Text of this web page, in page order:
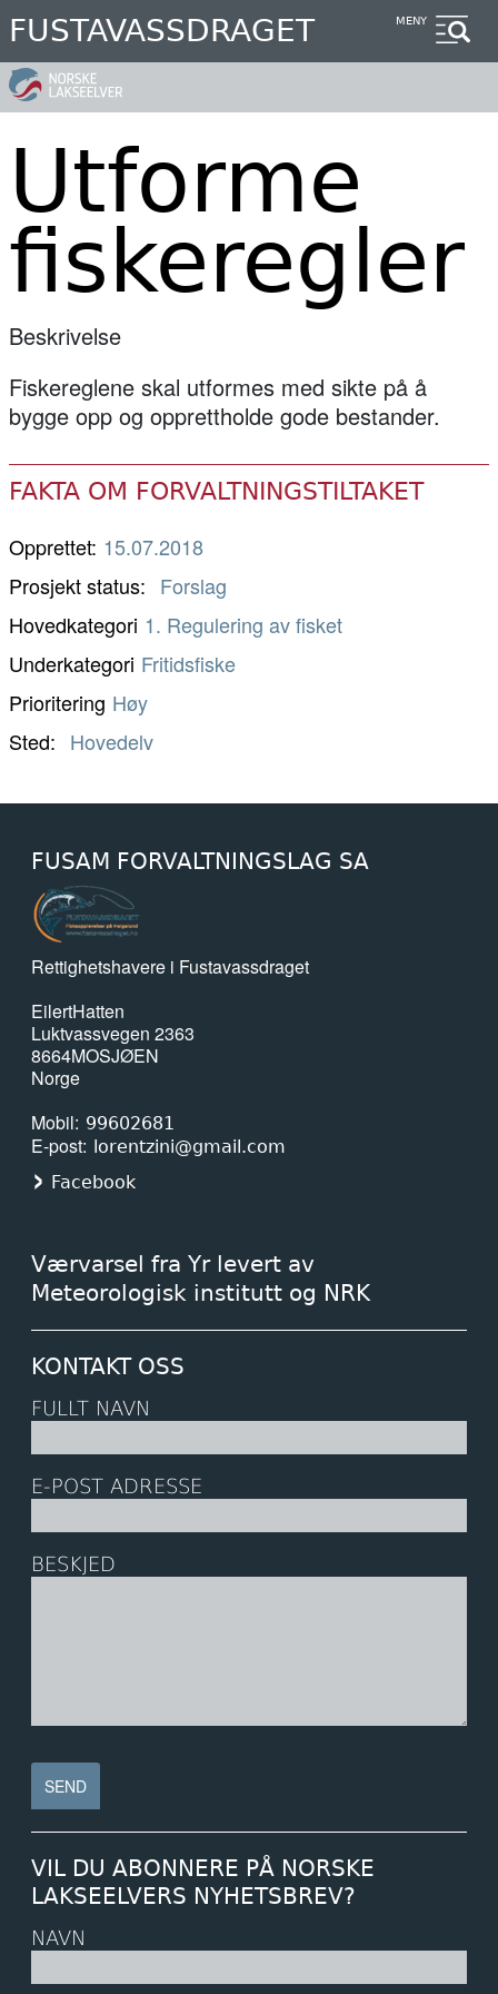
Hopp
til
hovedinnhold
FUSTAVASSDRAGET MENY
Utforme
fiskeregler
Beskrivelse
Fiskereglene skal utformes med sikte på å
bygge opp og opprettholde gode bestander.
FAKTA OM FORVALTNINGSTILTAKET
Opprettet: 15.07.2018
Prosjekt status
Forslag
Hovedkategori 1. Regulering av fisket
Underkategori Fritidsfiske
Prioritering Høy
Sted
Hovedelv
FUSAM FORVALTNINGSLAG SA
Rettighetshavere i Fustavassdraget
EilertHatten
Luktvassvegen 2363
8664MOSJØEN
Norge
Mobil
99602681
E-post lorentzini@gmail.com
Facebook
Værvarsel fra Yr levert av
Meteorologisk institutt og NRK
KONTAKT OSS
FULLT NAVN
E-POST ADRESSE
BESKJED
VIL DU ABONNERE PÅ NORSKE
LAKSEELVERS NYHETSBREV?
NAVN